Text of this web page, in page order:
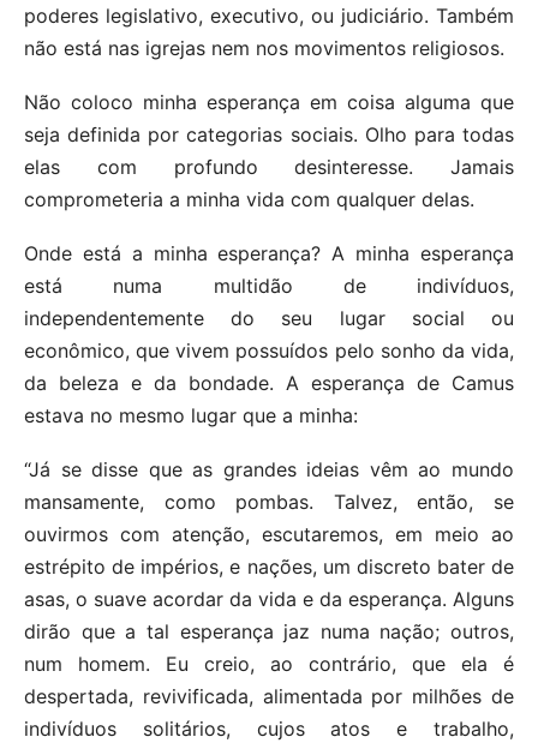
poderes legislativo, executivo, ou judiciário. Também
não está nas igrejas nem nos movimentos religiosos.
Não coloco minha esperança em coisa alguma que
seja definida por categorias sociais. Olho para todas
elas com profundo desinteresse. Jamais
comprometeria a minha vida com qualquer delas.
Onde está a minha esperança? A minha esperança
está numa multidão de indivíduos,
independentemente do seu lugar social ou
econômico, que vivem possuídos pelo sonho da vida,
da beleza e da bondade. A esperança de Camus
estava no mesmo lugar que a minha:
“Já se disse que as grandes ideias vêm ao mundo
mansamente, como pombas. Talvez, então, se
ouvirmos com atenção, escutaremos, em meio ao
estrépito de impérios, e nações, um discreto bater de
asas, o suave acordar da vida e da esperança. Alguns
dirão que a tal esperança jaz numa nação; outros,
num homem. Eu creio, ao contrário, que ela é
despertada, revivificada, alimentada por milhões de
indivíduos solitários, cujos atos e trabalho,